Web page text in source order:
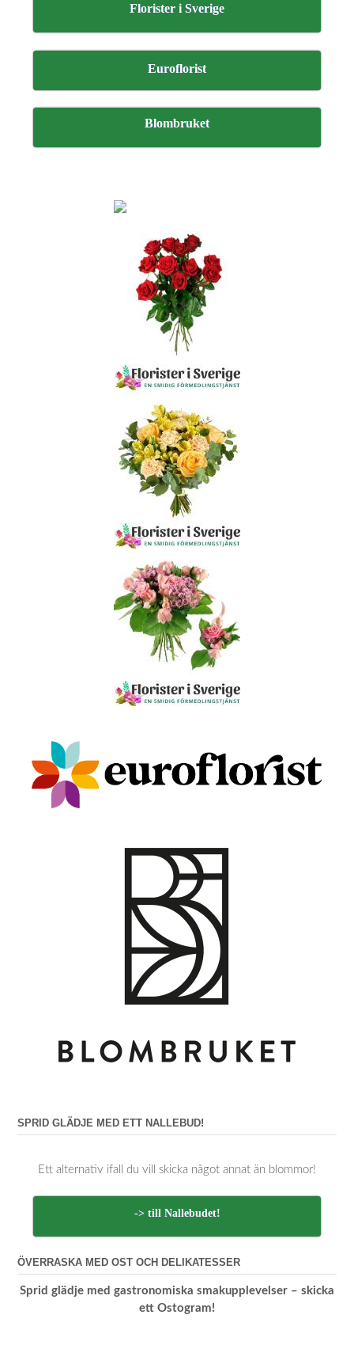
Florister i Sverige
Euroflorist
Blombruket
SPRID GLÄDJE MED ETT NALLEBUD!
Ett alternativ ifall du vill skicka något annat än blommor!
-> till Nallebudet!
ÖVERRASKA MED OST OCH DELIKATESSER
Sprid glädje med gastronomiska smakupplevelser – skicka
ett Ostogram!